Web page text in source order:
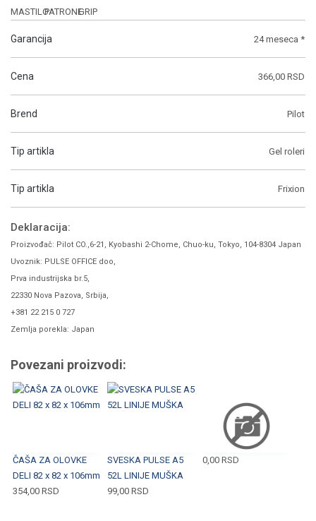
Garancija 24 meseca *
Cena 366,00 RSD
Brend Pilot
Tip artikla Gel roleri
Tip artikla Frixion
Deklaracija:
Proizvođač: Pilot CO.,6-21, Kyobashi 2-Chome, Chuo-ku, Tokyo, 104-8304 Japan
Uvoznik: PULSE OFFICE doo,
Prva industrijska br.5,
22330 Nova Pazova, Srbija,
+381 22 215 0 727
Zemlja porekla: Japan
Povezani proizvodi:
ČAŠA ZA OLOVKE
DELI 82 x 82 x 106mm
354,00 RSD
SVESKA PULSE A5
52L LINIJE MUŠKA
99,00RSD
0,00 RSD